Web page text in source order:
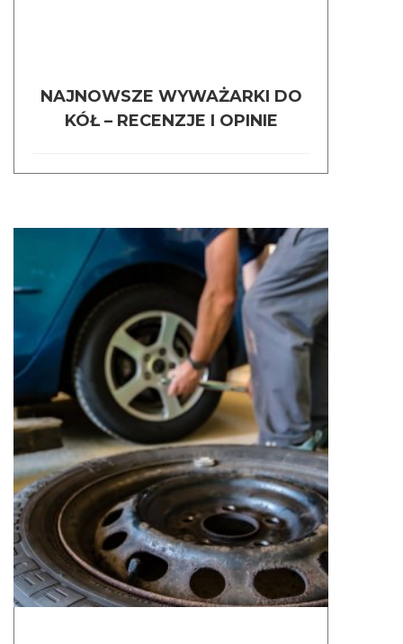
NAJNOWSZE WYWAŻARKI DO
KÓŁ – RECENZJE I OPINIE